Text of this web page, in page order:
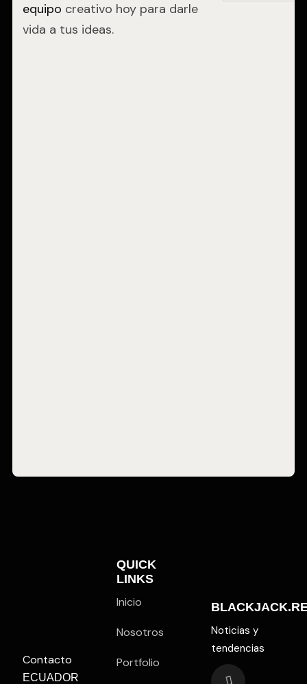
equipo creativo hoy para darle
vida a tus ideas.
Contacto
ECUADOR
QUICK
LINKS
Inicio
Nosotros
Portfolio
Noticias y
tendencias